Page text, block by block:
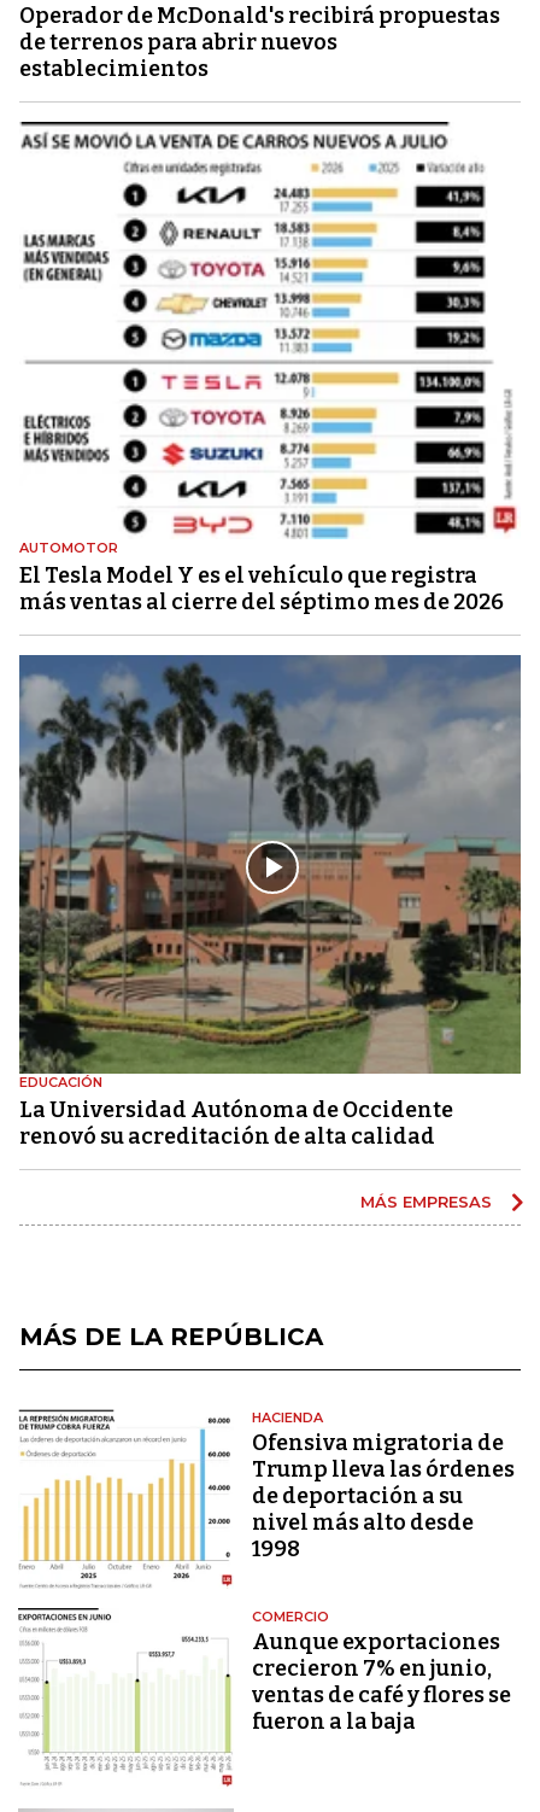
Operador de McDonald's recibirá propuestas
de terrenos para abrir nuevos
establecimientos
AUTOMOTOR
El Tesla Model Y es el vehículo que registra
más ventas al cierre del séptimo mes de 2026
EDUCACIÓN
La Universidad Autónoma de Occidente
renovó su acreditación de alta calidad
MÁS EMPRESAS
MÁS DE LA REPÚBLICA
HACIENDA
Ofensiva migratoria de
Trump lleva las órdenes
de deportación a su
nivel más alto desde
1998
COMERCIO
Aunque exportaciones
crecieron 7% en junio,
ventas de café y flores se
fueron a la baja